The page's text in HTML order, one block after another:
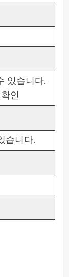
있습니다.
인
습니다.